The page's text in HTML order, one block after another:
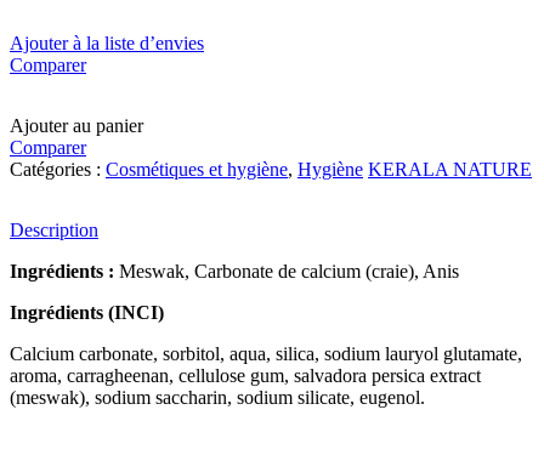
Ajouter à la liste d’envies
Comparer
Ajouter au panier
Comparer
Catégories : Cosmétiques et hygiène, Hygiène KERALA NATURE
Description
Ingrédients : Meswak, Carbonate de calcium (craie), Anis
Ingrédients (INCI)
Calcium carbonate, sorbitol, aqua, silica, sodium lauryol glutamate,
aroma, carragheenan, cellulose gum, salvadora persica extract
(meswak), sodium saccharin, sodium silicate, eugenol.